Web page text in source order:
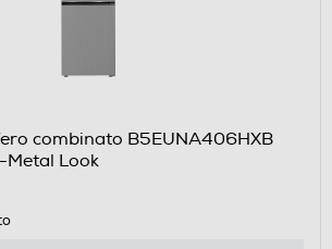
combinato B5EUNA406HXB
Metal Look